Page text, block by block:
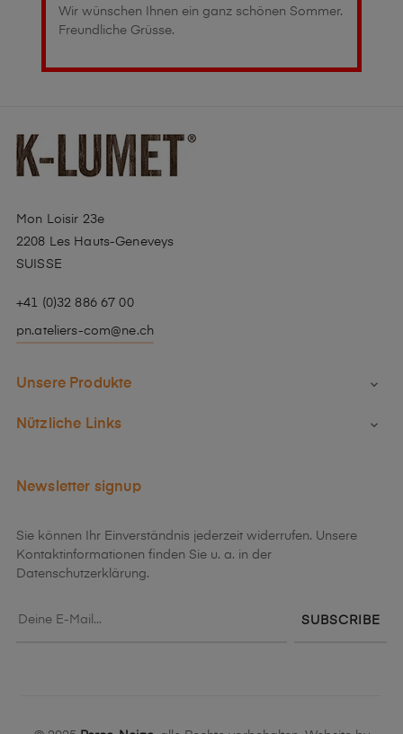
Wir wünschen Ihnen ein ganz schönen Sommer.
Freundliche Grüsse.
Mon Loisir 23e
2208 Les Hauts-Geneveys
SUISSE
+41 (0)32 886 67 00
pn.ateliers-com@ne.ch
Unsere Produkte 
Nützliche Links 
Newsletter signup
Sie können Ihr Einverständnis jederzeit widerrufen. Unsere
Kontaktinformationen finden Sie u. a. in der
Datenschutzerklärung.
SUBSCRIBE